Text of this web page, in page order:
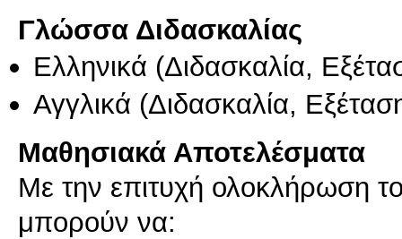
Γλώσσα Διδασκαλίας
Ελληνικά (Διδασκαλία,
Αγγλικά (Διδασκαλία,
Μαθησιακά Αποτελέσματα
Με την επιτυχή ολοκλήρωση
μπορούν να: